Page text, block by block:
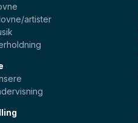
artister